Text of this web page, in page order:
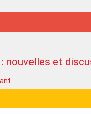
nouvelles et